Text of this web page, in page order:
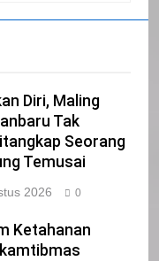
Diri, Maling
Tak
Seorang
Temusai
2026 0
Ketahanan
Nasional
Kabupaten Siak